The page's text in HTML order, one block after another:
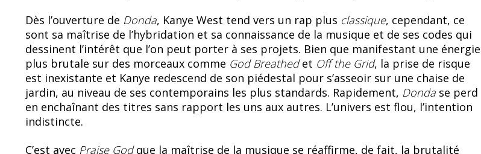
Dès l’ouverture de Donda, Kanye West tend vers un rap plus classique, cependant, ce
sont sa maîtrise de l’hybridation et sa connaissance de la musique et de ses codes qui
dessinent l’intérêt que l’on peut porter à ses projets. Bien que manifestant une énergie
plus brutale sur des morceaux comme God Breathedet Off the Grid, la prise de risque
est inexistante et Kanye redescend de son piédestal pour s’asseoir sur une chaise de
jardin, au niveau de ses contemporains les plus standards. Rapidement, Donda se perd
en enchaînant des titres sans rapport les uns aux autres. L’univers est flou, l’intention
indistincte.
C’est avec Praise Godque la maîtrise de la musique se réaffirme, de fait, la brutalité